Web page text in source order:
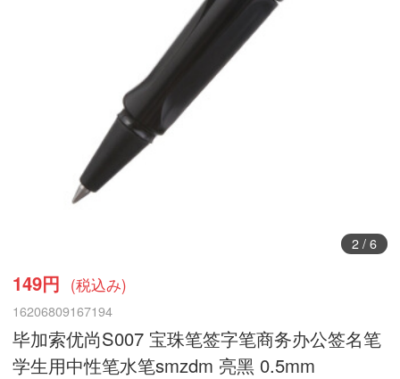
2/ 6
149円 (税込み)
16206809167194
毕加索优尚S007 宝珠笔签字笔商务办公签名笔
学生用中性笔水笔smzdm 亮黑 0.5mm